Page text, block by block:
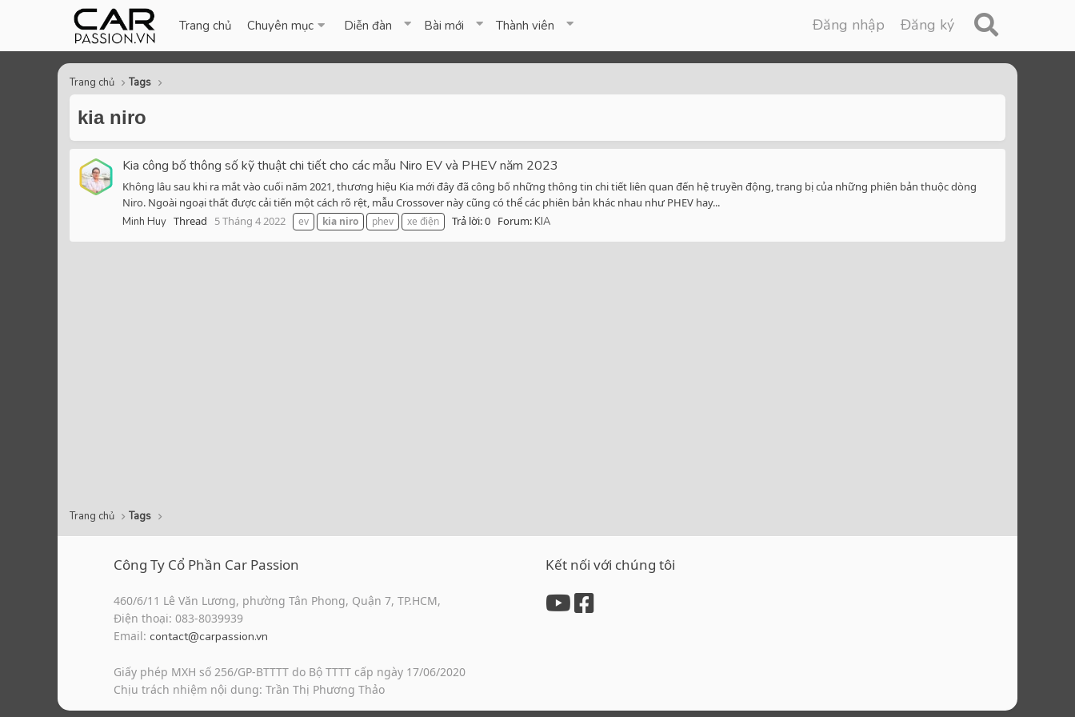
Trang chủ Chuyên mục Diễn đàn Bài mới Thành viên Đăng nhập Đăng ký
Trang chủ Tags
kia niro
Kia công bố thông số kỹ thuật chi tiết cho các mẫu Niro EV và PHEV năm 2023
Không lâu sau khi ra mắt vào cuối năm 2021, thương hiệu Kia mới đây đã công bố những thông tin chi tiết liên quan đến hệ truyền động, trang bị của những phiên bản thuộc dòng
Niro. Ngoài ngoại thất được cải tiến một cách rõ rệt, mẫu Crossover này cũng có thể các phiên bản khác nhau như PHEV hay...
Minh Huy Thread 5 Tháng 4 2022 ev kia niro phev xe điện Trả lời: 0 Forum:KIA
Trang chủ Tags
Công Ty Cổ Phần Car Passion
460/6/11 Lê Văn Lương, phường Tân Phong, Quận 7, TP.HCM,
Điện thoại: 083-8039939
Email: contact@carpassion.vn
Giấy phép MXH số 256/GP-BTTTT do Bộ TTTT cấp ngày 17/06/2020
Chịu trách nhiệm nội dung: Trần Thị Phương Thảo
Kết nối với chúng tôi